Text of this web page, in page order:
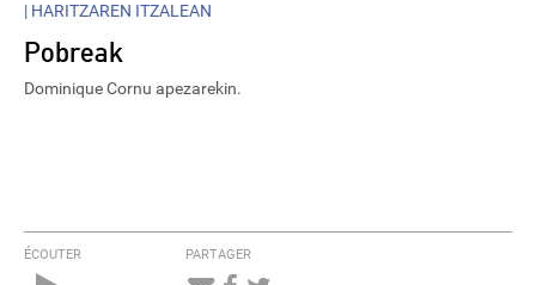
| HARITZAREN ITZALEAN
Pobreak
Dominique Cornu apezarekin.
ÉCOUTER PARTAGER